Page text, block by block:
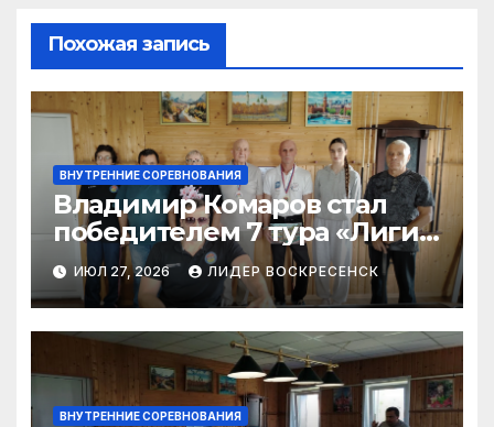
Похожая запись
ВНУТРЕННИЕ СОРЕВНОВАНИЯ
Владимир Комаров стал
победителем 7 тура «Лиги
бильярда»-2026
ИЮЛ 27, 2026 ЛИДЕР ВОСКРЕСЕНСК
ВНУТРЕННИЕ СОРЕВНОВАНИЯ